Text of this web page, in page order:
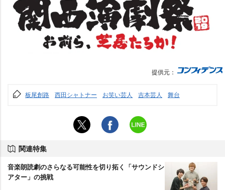
提供元：
板尾創路 西田シャトナー お笑い芸人 吉本芸人 舞台
関連特集
音楽朗読劇のさらなる可能性を切り拓く「サウンドシ
アター」の挑戦